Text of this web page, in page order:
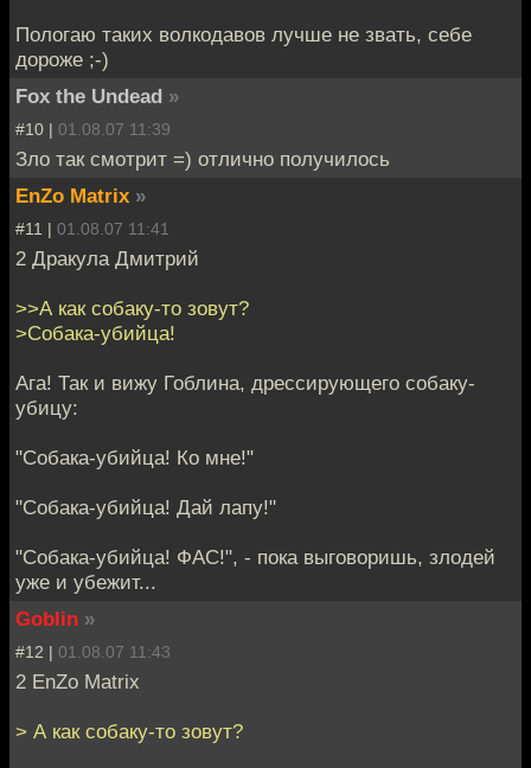
Пологаю таких волкодавов лучше не звать, себе
дороже ;-)
Fox the Undead »
#10 | 01.08.07 11:39
Зло так смотрит =) отлично получилось
EnZo Matrix »
#11 | 01.08.07 11:41
2 Дракула Дмитрий
>>А как собаку-то зовут?
>Собака-убийца!
Ага! Так и вижу Гоблина, дрессирующего собаку-
убицу:
"Собака-убийца! Ко мне!"
"Собака-убийца! Дай лапу!"
"Собака-убийца! ФАС!", - пока выговоришь, злодей
уже и убежит...
Goblin »
#12 | 01.08.07 11:43
2 EnZo Matrix
> А как собаку-то зовут?